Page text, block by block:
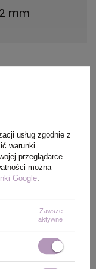
mm
usług zgodnie z
warunki
przeglądarce.
można
Google
Zawsze
aktywne